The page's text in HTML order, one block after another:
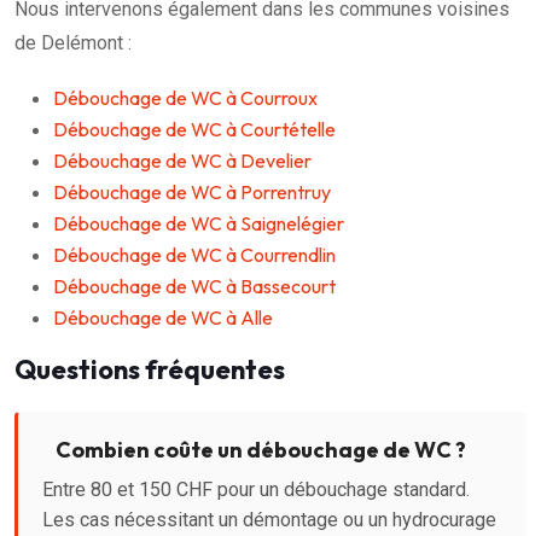
Nous intervenons également dans les communes voisines
de Delémont :
Débouchage de WC à Courroux
Débouchage de WC à Courtételle
Débouchage de WC à Develier
Débouchage de WC à Porrentruy
Débouchage de WC à Saignelégier
Débouchage de WC à Courrendlin
Débouchage de WC à Bassecourt
Débouchage de WC à Alle
Questions fréquentes
Combien coûte un débouchage de WC ?
Entre 80 et 150 CHF pour un débouchage standard.
Les cas nécessitant un démontage ou un hydrocurage